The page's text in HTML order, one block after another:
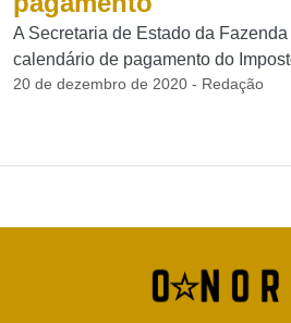
A Secretaria de Estado da
calendário de pagamento do
20 de dezembro de 2020 - Redação